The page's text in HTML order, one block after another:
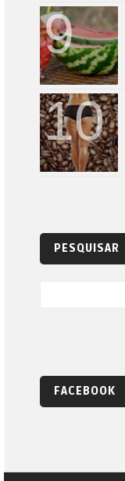
PESQUISAR
FACEBOOK